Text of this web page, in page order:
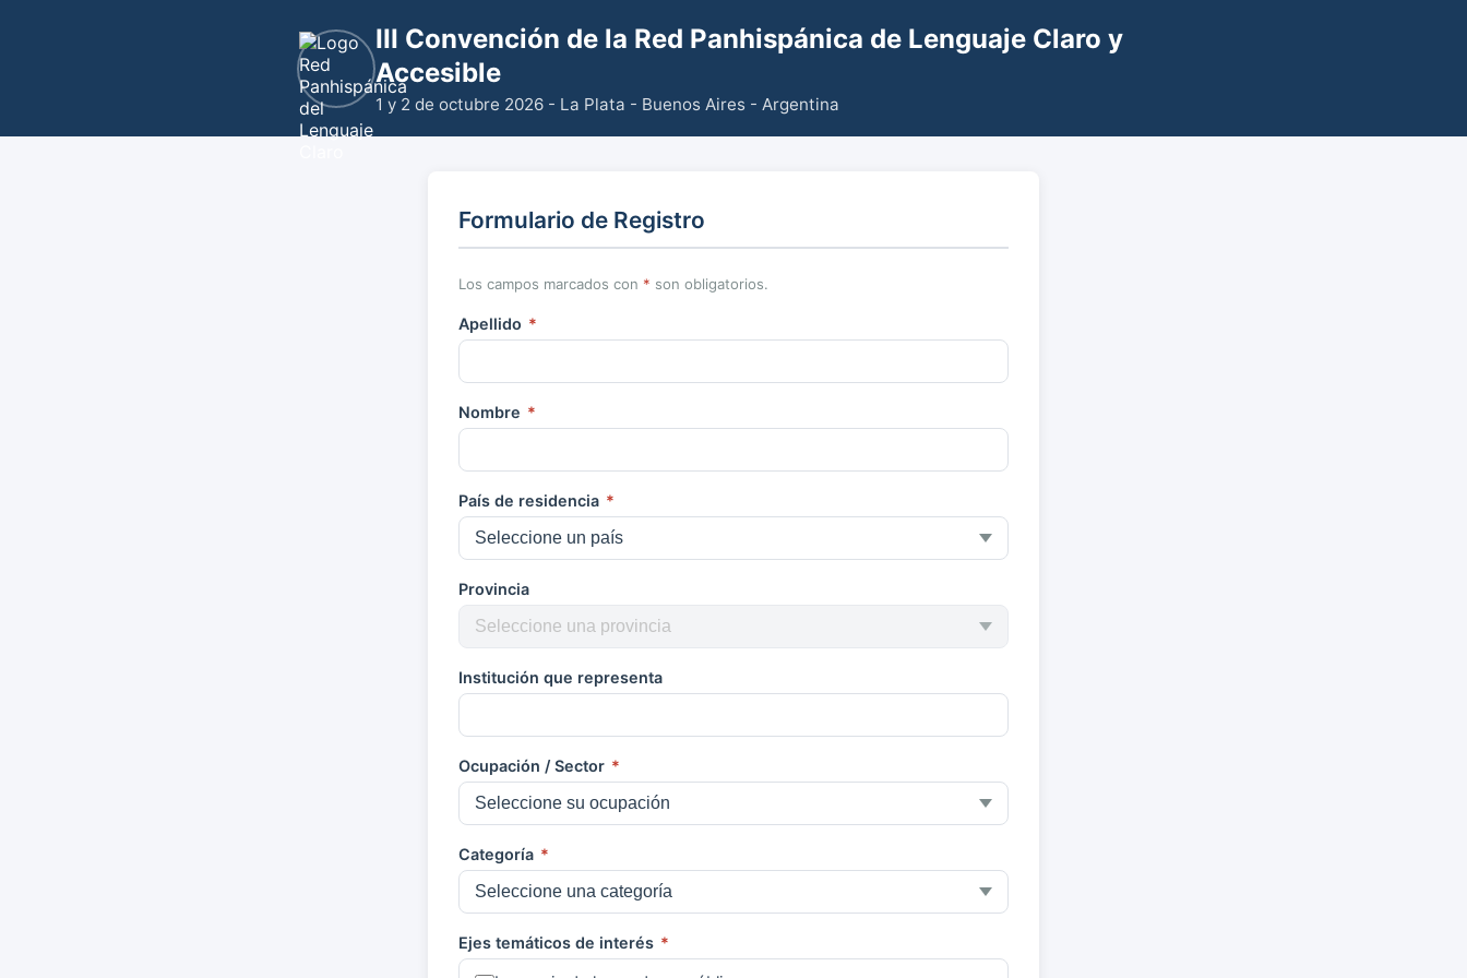
III Convención de la Red Panhispánica de Lenguaje Claro y
Accesible
1 y 2 de octubre 2026 - La Plata - Buenos Aires - Argentina
Formulario de Registro
Los campos marcados con * son obligatorios.
Apellido *
Nombre *
País de residencia *
Provincia
Institución que representa
Ocupación / Sector *
Categoría *
Ejes temáticos de interés *